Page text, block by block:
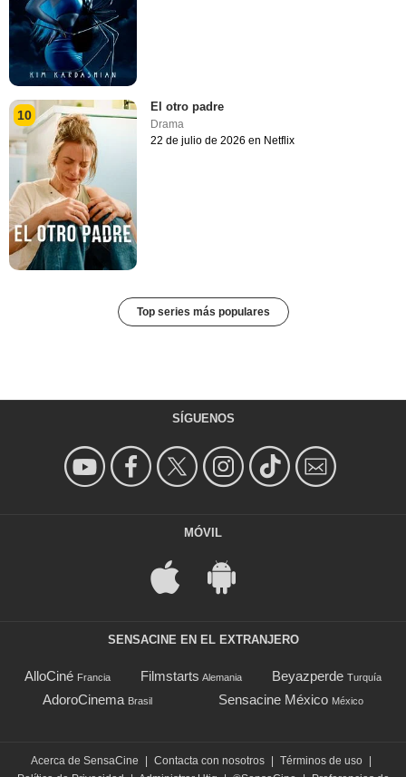
10
El otro padre
Drama
22 de julio de 2026 en Netflix
Top series más populares
SÍGUENOS
MÓVIL
SENSACINE EN EL EXTRANJERO
AlloCiné Francia Filmstarts Alemania Beyazperde Turquía
AdoroCinema Brasil Sensacine México México
Acerca de SensaCine Contacta con nosotros Términos de uso